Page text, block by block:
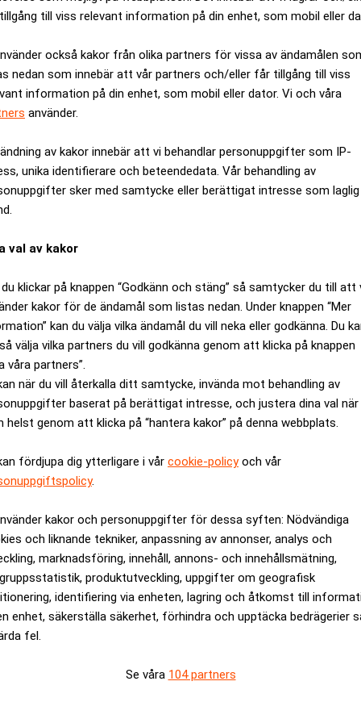
till viss relevant information på din enhet, som mobil eller
också kakor från olika partners för vissa av ändamålen
nedan som innebär att vår partners och/eller får tillgång till viss
information på din enhet, som mobil eller dator. Vi och våra
använder.
av kakor innebär att vi behandlar personuppgifter som IP-
unika identifierare och beteendedata. Vår behandling av
sker med samtycke eller berättigat intresse som laglig
val av kakor
klickar på knappen “Godkänn och stäng” så samtycker du till att
kakor för de ändamål som listas nedan. Under knappen “Mer
kan du välja vilka ändamål du vill neka eller godkänna. Du
välja vilka partners du vill godkänna genom att klicka på knappen
våra partners”.
när du vill återkalla ditt samtycke, invända mot behandling av
baserat på berättigat intresse, och justera dina val när
helst genom att klicka på “hantera kakor” på denna webbplats.
fördjupa dig ytterligare i vår cookie-policyoch vår
.
kakor och personuppgifter för dessa syften: Nödvändiga
och liknande tekniker, anpassning av annonser, analys och
marknadsföring, innehåll, annons- och innehållsmätning,
produktutveckling, uppgifter om geografisk
identifiering via enheten, lagring och åtkomst till
enhet, säkerställa säkerhet, förhindra och upptäcka bedrägerier
fel.
Se våra 104 partners
02/20050602082847_Realtid455/
samman på Advokatsamfundets årsstämma i Göteborg.
ville debattera den heta frågan om intressekonflikter
där generalsekreterare Anne Ramberg är ansvarig
lön som stigit med 58 procent på fyra år – till 1,9
01/20050601120650_Realtid306/
är det några motioner till advokatstämman på
31/20050531170545_Realtid592/
skulle bli den kick som skulle få Wilh. Sonessons aktie att
starke man. Bo Håkansson, att sälja av delar av sitt
02/20050602120258_Realtid356/
revansch. TeleComputings grundare, Jostein Eikeland,